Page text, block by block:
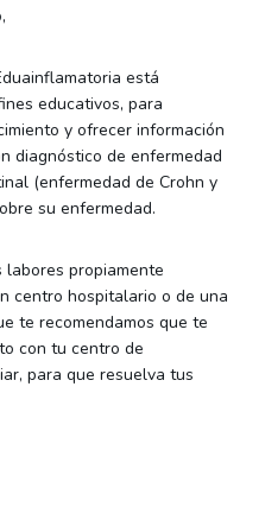
está
educativos, para
y ofrecer información
diagnóstico de enfermedad
(enfermedad de Crohn y
su enfermedad.
propiamente
centro hospitalario o de una
te recomendamos que te
con tu centro de
para que resuelva tus